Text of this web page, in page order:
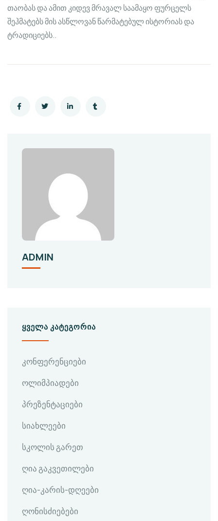
თაობას და ამით კიდევ მრავალ საამაყო ფურცელს
შეჰმატებს მის ასწლოვან წარმატებულ ისტორიას და
ტრადიციებს..
ADMIN
ᲧᲕᲔᲚᲐ ᲙᲐᲢᲔᲒᲝᲠᲘᲐ
კონფერენციები
ოლიმპიადები
პრეზენტაციები
სიახლეები
სკოლის გარეთ
ღია გაკვეთილები
ღია-კარის-დღეები
ღონისძიებები